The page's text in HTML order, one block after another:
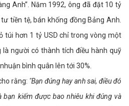
Anh”. Năm 1992, ông đã đặt 10 tỷ
tiền tệ, bán khống đồng Bảng Anh.
túi hơn 1 tỷ USD chỉ trong vòng một
là người có thành tích điều hành quỹ
bình quân lên tới 30%.
rằng: "Bạn đúng hay anh sai, điều đó
bạn kiếm được bao nhiêu khi đúng và